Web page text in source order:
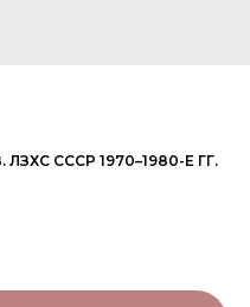
СССР 1970–1980-Е ГГ.